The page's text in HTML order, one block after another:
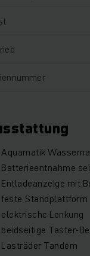
Aquamatik
Batterieentnahme
Entladeanzeige mit
feste Standplattform
elektrische Lenkung
beidseitige Taster-
Lasträder Tandem